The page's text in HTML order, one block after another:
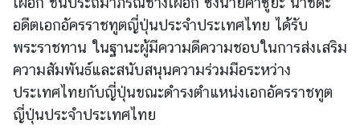
ะ
ท
ศ
อดีตเอกอัครราชทูตญี่ปุ่นประจำประเทศไทย ได้รับ
พระราชทาน ในฐานะผู้มีความดีความชอบในการส่งเสริม
ความสัมพันธ์และสนับสนุนความร่วมมือระหว่าง
ประเทศไทยกับญี่ปุ่นขณะดำรงตำแหน่งเอกอัครราชทูต
ญี่ปุ่นประจำประเทศไทย